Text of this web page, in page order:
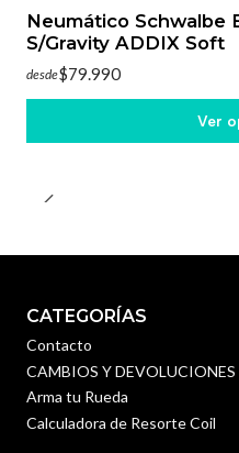
Neumático Schwalbe
S/Gravity ADDIX Soft
desde$79.990
Ver
CATEGORÍAS
Contacto
CAMBIOS Y DEVOLUCIONES
Arma tu Rueda
Calculadora de Resorte Coil